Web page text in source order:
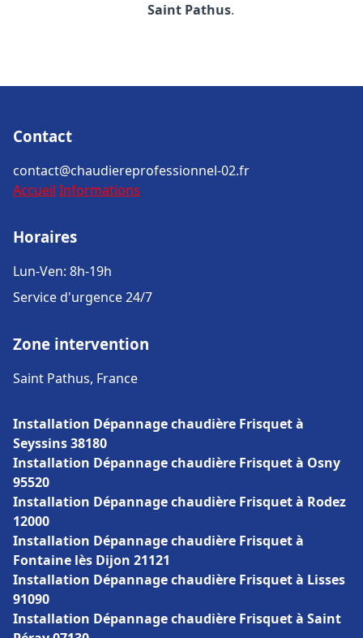
Saint Pathus.
Contact
contact@chaudiereprofessionnel-02.fr
Accueil Informations
Horaires
Lun-Ven: 8h-19h
Service d'urgence 24/7
Zone intervention
Saint Pathus, France
Installation Dépannage chaudière Frisquet à
Seyssins 38180
Installation Dépannage chaudière Frisquet à Osny
95520
Installation Dépannage chaudière Frisquet à Rodez
12000
Installation Dépannage chaudière Frisquet à
Fontaine lès Dijon 21121
Installation Dépannage chaudière Frisquet à Lisses
91090
Installation Dépannage chaudière Frisquet à Saint